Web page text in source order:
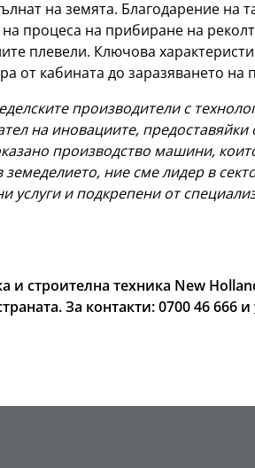
на земята. Благодарение
процеса на прибиране на
плевели. Ключова
от кабината до заразяването на
производители с
на иновациите,
производство машини,
ние сме лидер в
услуги и подкрепени от
и строителна техника New
За контакти: 0700 46 666 и